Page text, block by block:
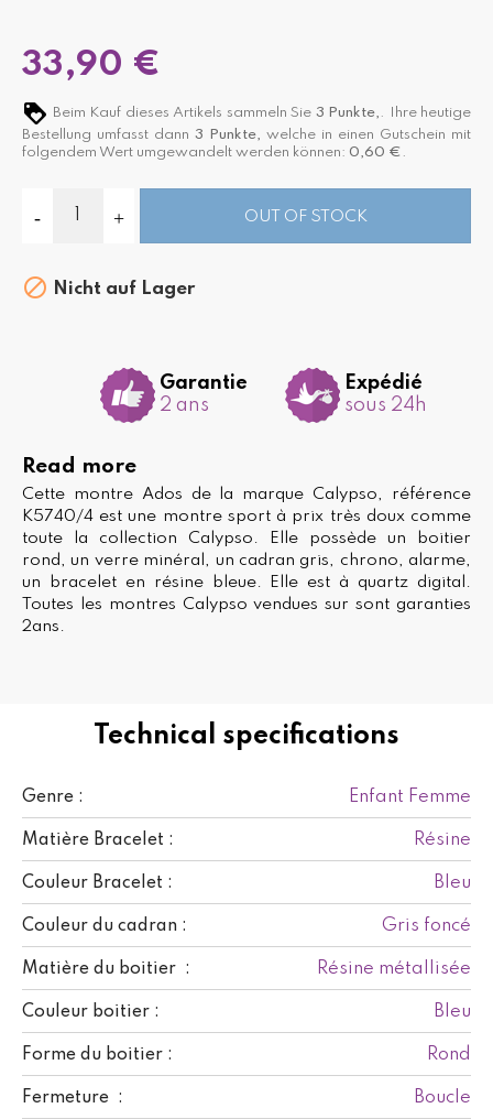
Technical specifications
Genre : Enfant Femme
Matière Bracelet : Résine
Couleur Bracelet : Bleu
Couleur du cadran : Gris foncé
Matière du boitier : Résine métallisée
Couleur boitier : Bleu
Forme du boitier : Rond
Fermeture : Boucle
33,90 €
Beim Kauf dieses Artikels sammeln Sie 3 Punkte, . Ihre heutige
Bestellung umfasst dann 3 Punkte, welche in einen Gutschein mit
folgendem Wert umgewandelt werden können: 0,60 € .
OUT OF STOCK
 Nicht auf Lager
Garantie
2 ans
Expédié
sous 24h
Read more
Cette montre Ados de la marque Calypso, référence
K5740/4 est une montre sport à prix très doux comme
toute la collection Calypso. Elle possède un boitier
rond, un verre minéral, un cadran gris, chrono, alarme,
un bracelet en résine bleue. Elle est à quartz digital.
Toutes les montres Calypso vendues sur sont garanties
2ans.